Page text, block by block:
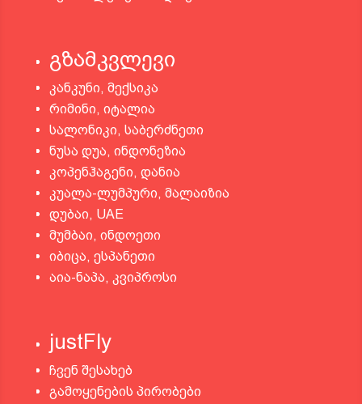
გზამკვლევი
კანკუნი, მექსიკა
რიმინი, იტალია
სალონიკი, საბერძნეთი
ნუსა დუა, ინდონეზია
კოპენჰაგენი, დანია
კუალა-ლუმპური, მალაიზია
დუბაი, UAE
მუმბაი, ინდოეთი
იბიცა, ესპანეთი
აია-ნაპა, კვიპროსი
justFly
ჩვენ შესახებ
გამოყენების პირობები